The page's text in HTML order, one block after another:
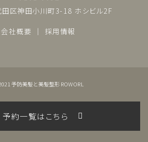
田区神田小川町3-18 ホシビル2F
会社概要
採用情報
予防美髪と美髪整形 ROWORL
予約一覧はこちら